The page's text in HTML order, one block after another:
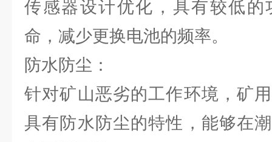
传感器设计优化，具有较低的
命，减少更换电池的频率。
防水防尘：
针对矿山恶劣的工作环境，矿
具有防水防尘的特性，能够在